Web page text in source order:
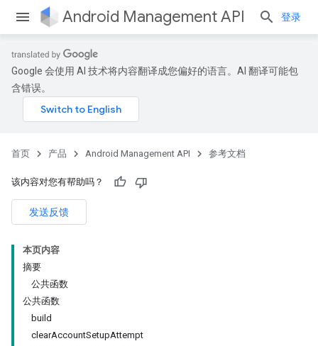
Android Management API 登录
Google 会使用 AI 技术将内容翻译成您偏好的语言。AI 翻译可能包
含错误。
首页 产品 Android Management API 参考文档
该内容对您有帮助吗？
发送反馈
本页内容
摘要
公共函数
公共函数
build
clearAccountSetupAttempt